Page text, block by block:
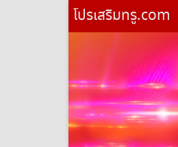
โปรเสริมทรู.com